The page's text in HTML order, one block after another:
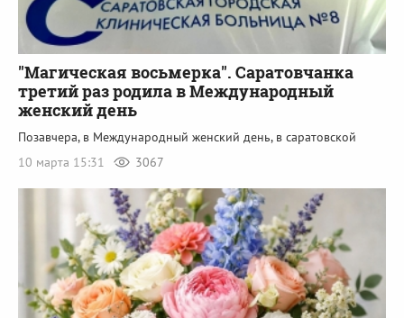
"Магическая восьмерка". Саратовчанка
третий раз родила в Международный
женский день
Позавчера, в Международный женский день, в саратовской
10 марта 15:31
3067